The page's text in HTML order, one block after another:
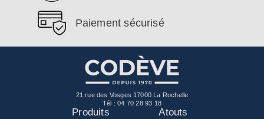
Paiement sécurisé
21 rue des Vosges 17000 La Rochelle
Tél :04 70 28 93 18
Produits Atouts